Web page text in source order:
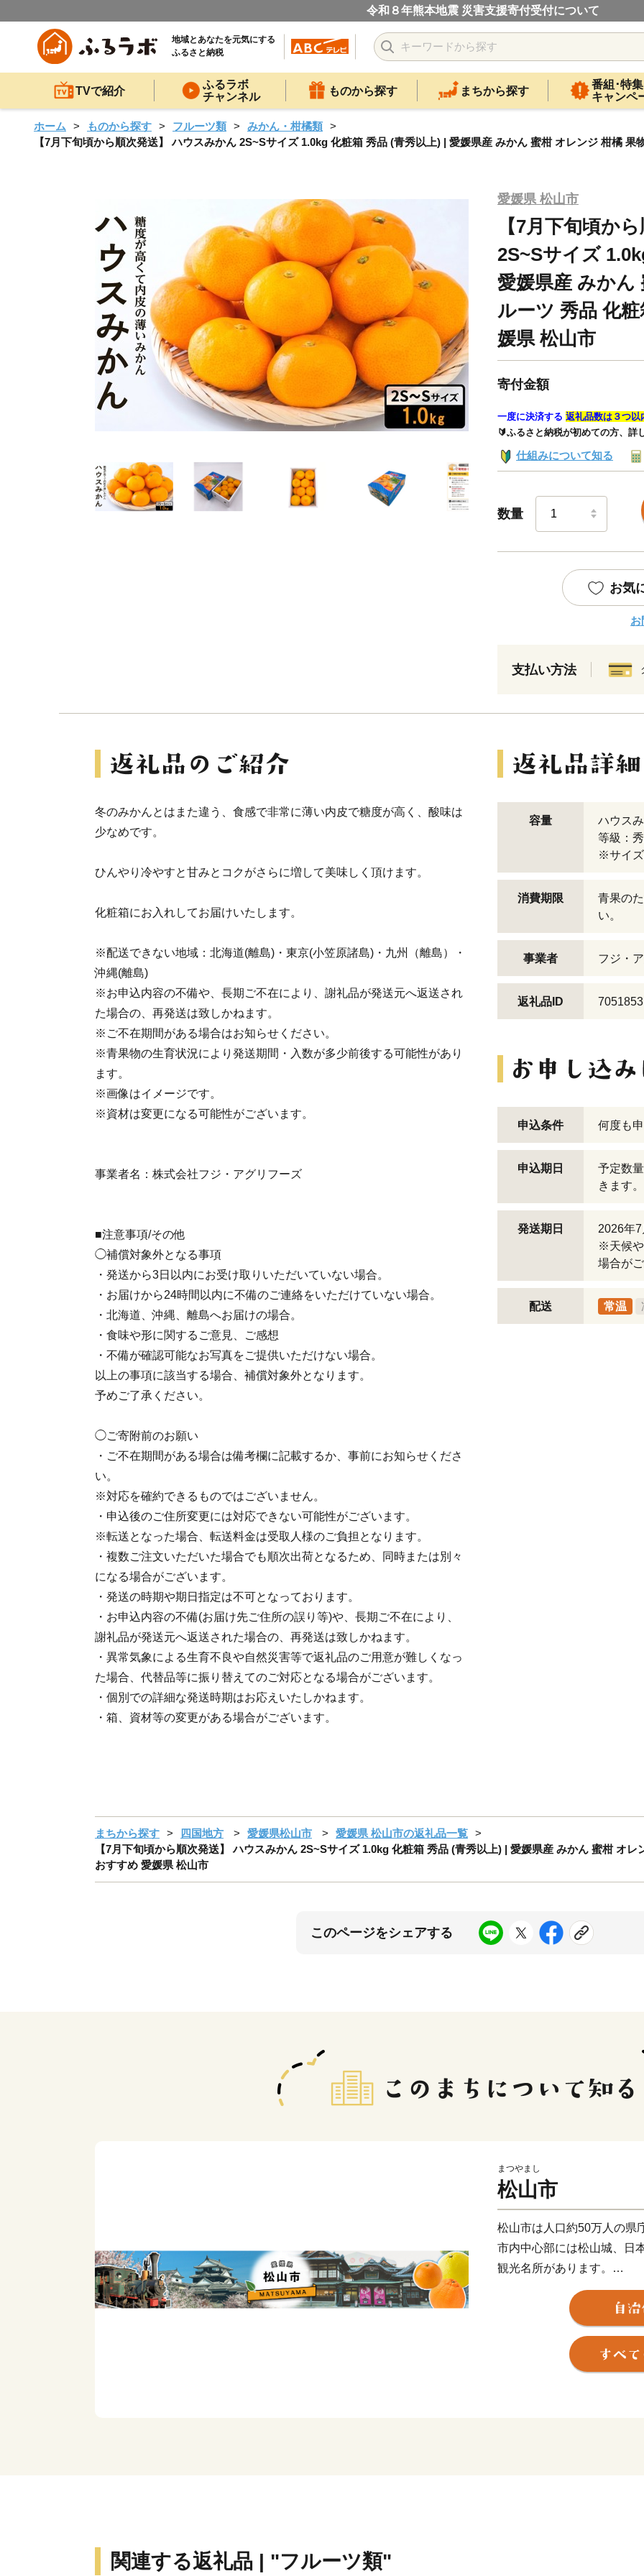
令和８年熊本地震 災害支援寄付受付について
地域とあなたを元気にする
ふるさと納税
TVで紹介
ふるラボ
チャンネル
ものから探す まちから探す
番組･特集
キャンペ
ホーム ものから探す フルーツ類
みかん・柑橘類
【7月下旬頃から順次発送】 ハウスみかん 2S~Sサイズ 1.0kg 化粧箱 秀品 (青秀以上) | 愛媛県産 みかん 蜜柑 オレンジ 柑橘
愛媛県 松山市
【7月下旬頃か
2S~Sサイズ
愛媛県産 みかん
ルーツ 秀品 化
媛県 松山市
寄付金額
一度に決済する 返礼品数は３つ以
🔰ふるさと納税が初めての方、詳
仕組みについて知る
数量
お気
お
支払い方法
冬のみかんとはまた違う、食感で非常に薄い内皮で糖度が高く、酸味は
少なめです。
ひんやり冷やすと甘みとコクがさらに増して美味しく頂けます。
化粧箱にお入れしてお届けいたします。
※配送できない地域：北海道(離島)・東京(小笠原諸島)・九州（離島）・
沖縄(離島)
※お申込内容の不備や、長期ご不在により、謝礼品が発送元へ返送され
た場合の、再発送は致しかねます。
※ご不在期間がある場合はお知らせください。
※青果物の生育状況により発送期間・入数が多少前後する可能性があり
ます。
※画像はイメージです。
※資材は変更になる可能性がございます。
事業者名：株式会社フジ・アグリフーズ
■注意事項/その他
◯補償対象外となる事項
・発送から3日以内にお受け取りいただいていない場合。
・お届けから24時間以内に不備のご連絡をいただけていない場合。
・北海道、沖縄、離島へお届けの場合。
・食味や形に関するご意見、ご感想
・不備が確認可能なお写真をご提供いただけない場合。
以上の事項に該当する場合、補償対象外となります。
予めご了承ください。
◯ご寄附前のお願い
・ご不在期間がある場合は備考欄に記載するか、事前にお知らせくださ
い。
※対応を確約できるものではございません。
・申込後のご住所変更には対応できない可能性がございます。
※転送となった場合、転送料金は受取人様のご負担となります。
・複数ご注文いただいた場合でも順次出荷となるため、同時または別々
になる場合がございます。
・発送の時期や期日指定は不可となっております。
・お申込内容の不備(お届け先ご住所の誤り等)や、長期ご不在により、
謝礼品が発送元へ返送された場合の、再発送は致しかねます。
・異常気象による生育不良や自然災害等で返礼品のご用意が難しくなっ
た場合、代替品等に振り替えてのご対応となる場合がございます。
・個別での詳細な発送時期はお応えいたしかねます。
・箱、資材等の変更がある場合がございます。
容量
ハウス
等級：
※サイズ
消費期限
青果の
い。
事業者 フジ・
返礼品ID 7051853
申込条件 何度も
申込期日
予定数
きます。
発送期日
2026年
※天候や
場合が
配送 常温
まちから探す 四国地方 愛媛県松山市
愛媛県 松山市の返礼品一覧
【7月下旬頃から順次発送】 ハウスみかん 2S~Sサイズ 1.0kg 化粧箱 秀品 (青秀以上) | 愛媛県産 みかん 蜜柑 オ
おすすめ 愛媛県 松山市
このページをシェアする
まつやまし
松山市
松山市は人口約50万人の県
市内中心部には松山城、日
観光名所があります。
また、近代俳句の祖といわ
関連する返礼品 | "フルーツ類"